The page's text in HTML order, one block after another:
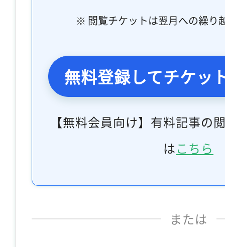
※ 閲覧チケットは翌月への繰り
無料登録してチケッ
【無料会員向け】有料記事の
はこちら
または